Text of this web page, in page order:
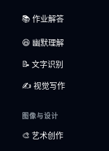
📚 作业解答
😆 幽默理解
📝 文字识别
✍️ 视觉写作
图像与设计
🎨 艺术创作